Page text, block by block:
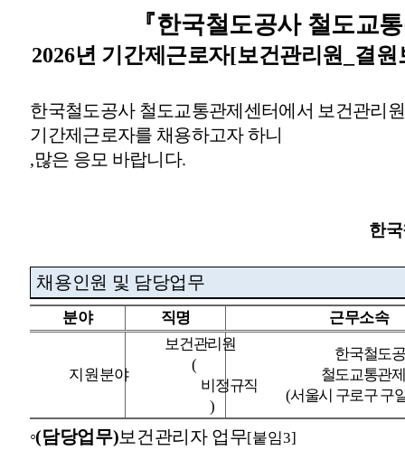
『한국철도공사 철도교
2026년 기간제근로자[보건관리원 _결
한국철도공사 철도교통관제센터에서 보건관리
기간제근로자를 채용하고자 하니
,많은 응모 바랍니다.
한
채용인원 및 담당업무
분야 직명 근무소속
지원분야
보건관리원
(
비정규직
)
한국철도
철도교통관
(서울시 구로구 구
◦(담당업무)보건관리자 업무[붙임3]